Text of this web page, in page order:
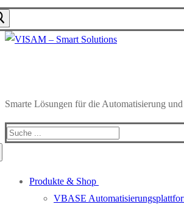
Smarte Lösungen für die Automatisierung
Produkte & Shop
VBASE